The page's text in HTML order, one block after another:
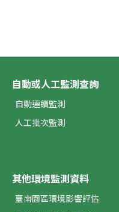
自動或人工監測查詢
自動連續監測
人工批次監測
其他環境監測資料
臺南園區環境影響評估